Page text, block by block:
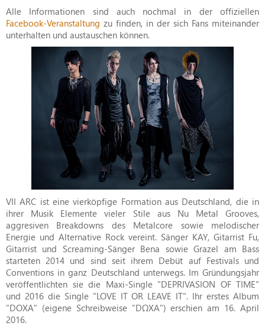
Alle Informationen sind auch nochmal in der offiziellen
Facebook-Veranstaltung zu finden, in der sich Fans miteinander
unterhalten und austauschen können.
VII ARC ist eine vierköpfige Formation aus Deutschland, die in
ihrer Musik Elemente vieler Stile aus Nu Metal Grooves,
aggresiven Breakdowns des Metalcore sowie melodischer
Energie und Alternative Rock vereint. Sänger KAY, Gitarrist Fu,
Gitarrist und Screaming-Sänger Bena sowie Grazel am Bass
starteten 2014 und sind seit ihrem Debüt auf Festivals und
Conventions in ganz Deutschland unterwegs. Im Gründungsjahr
veröffentlichten sie die Maxi-Single "DEPRIVASION OF TIME"
und 2016 die Single "LOVE IT OR LEAVE IT". Ihr erstes Album
"DOXA" (eigene Schreibweise "DΩXA") erschien am 16. April
2016.